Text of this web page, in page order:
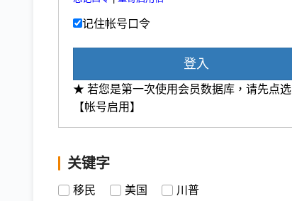
记住帐号口令
登入
★ 若您是第一次使用会员数据库，请先点选
【帐号启用】
关键字
移民 美国 川普